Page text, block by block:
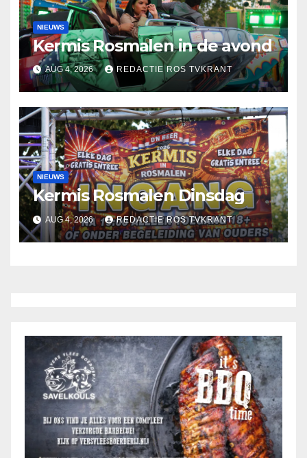
NIEUWS
Kermis Rosmalen in de avond
AUG 4, 2026 REDACTIE ROS TVKRANT
NIEUWS
Kermis Rosmalen Dinsdag
AUG 4, 2026 REDACTIE ROS TVKRANT